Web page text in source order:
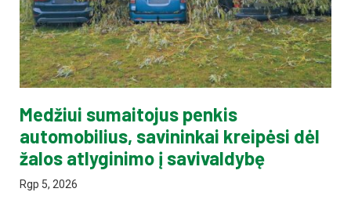
Medžiui sumaitojus penkis
automobilius, savininkai kreipėsi dėl
žalos atlyginimo į savivaldybę
Rgp 5, 2026